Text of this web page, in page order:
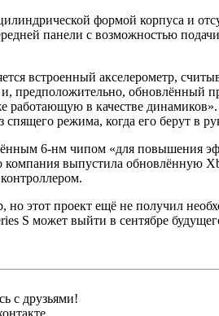
формой корпуса и
панели с возможностью
встроенный акселерометр,
предположительно, обновлённый
в качестве динамиков».
режима, когда его берут в
6-нм чипом «для повышения
выпустила обновлённую
этот проект ещё не получил
S может выйти в сентябре
с друзьями!